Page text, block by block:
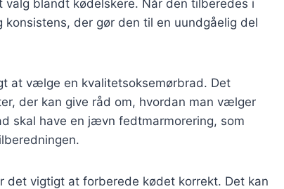
blandt kødelskere. Når den tilberedes i
der gør den til en uundgåelig del
at vælge en kvalitetsoksemørbrad. Det
der kan give råd om, hvordan man vælger
skal have en jævn fedtmarmorering, som
det vigtigt at forberede kødet korrekt. Det kan